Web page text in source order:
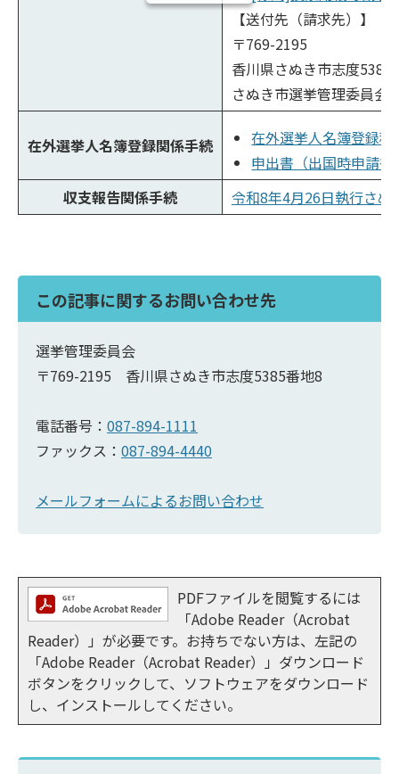
【送付先（請求先）】
〒769-2195
香川県さぬき市志度5385
さぬき市選挙管理委員会
在外選挙人名簿登録関係手続
在外選挙人名簿登録
申出書（出国時申請
収支報告関係手続
令和8年4月26日執行さ
この記事に関するお問い合わせ先
選挙管理委員会
〒769-2195 香川県さぬき市志度5385番地8
電話番号： 087-894-1111
ファックス： 087-894-4440
メールフォームによるお問い合わせ
PDFファイルを閲覧するには
「Adobe Reader（Acrobat
Reader）」が必要です。お持ちでない方は、左記の
「Adobe Reader（Acrobat Reader）」ダウンロード
ボタンをクリックして、ソフトウェアをダウンロード
し、インストールしてください。